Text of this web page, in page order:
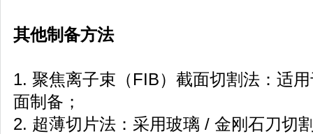
其他制备方法
1. 聚焦离子束（FIB）截面切割法：适
面制备；
2. 超薄切片法：采用玻璃 / 金刚石刀切